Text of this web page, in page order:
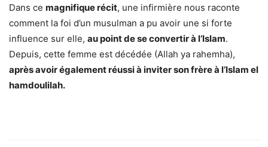
Dans ce magnifique récit, une infirmière nous raconte
comment la foi d’un musulman a pu avoir une si forte
influence sur elle, au point de se convertir à l’Islam.
Depuis, cette femme est décédée (Allah ya rahemha),
après avoir également réussi à inviter son frère à l’Islam el
hamdoulilah.